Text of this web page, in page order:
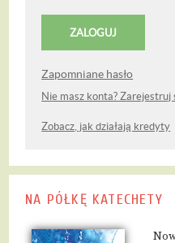
Zapomniane hasło
Nie masz konta? Zarejestruj
Zobacz, jak działają kredyty
NA PÓŁKĘ KATECHETY